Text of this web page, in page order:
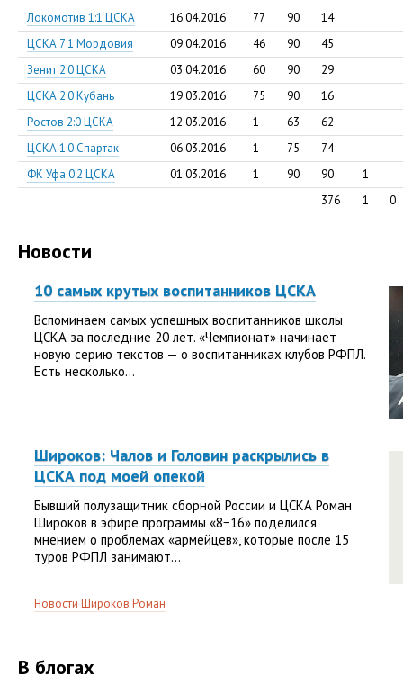
Локомотив 1:1 ЦСКА
16.04.2016 77 90
14
ЦСКА 7:1 Мордовия
09.04.2016 46 90
45
Зенит 2:0 ЦСКА
03.04.2016 60 90
29
ЦСКА 2:0 Кубань
19.03.2016 75 90
16
Ростов 2:0 ЦСКА
12.03.2016 1 63
62
ЦСКА 1:0 Спартак
06.03.2016 1 75
74
ФК Уфа 0:2 ЦСКА
01.03.2016 1 90 90
1
376
1 0
Новости
10 самых крутых воспитанников ЦСКА
Вспоминаем самых успешных воспитанников школы
ЦСКА за последние 20 лет. «Чемпионат» начинает
новую серию текстов — о воспитанниках клубов РФПЛ.
Есть несколько...
Широков: Чалов и Головин раскрылись в
ЦСКА под моей опекой
Бывший полузащитник сборной России и ЦСКА Роман
Широков в эфире программы «8−16» поделился
мнением о проблемах «армейцев», которые после 15
туров РФПЛ занимают...
Новости Широков Роман
В блогах